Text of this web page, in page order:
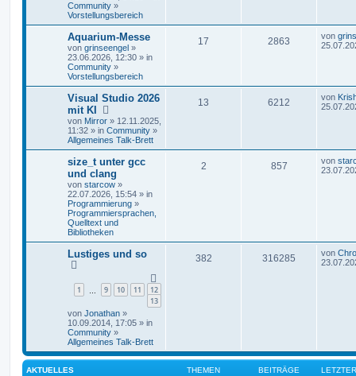
Community »
Vorstellungsbereich
Aquarium-Messe
von grinseengel »
23.06.2026, 12:30 » in
Community »
Vorstellungsbereich
17 2863 von
Visual Studio 2026
mit KI
von Mirror » 12.11.2025,
11:32 » in Community »
Allgemeines Talk-Brett
13 6212 von
size_t unter gcc
und clang
von starcow »
22.07.2026, 15:54 » in
Programmierung »
Programmiersprachen,
Quelltext und
Bibliotheken
2 857 von
Lustiges und so
1 9 10 11
12
13
von Jonathan »
10.09.2014, 17:05 » in
Community »
Allgemeines Talk-Brett
382 316285 von
AKTUELLES THEMEN BEITRÄGE